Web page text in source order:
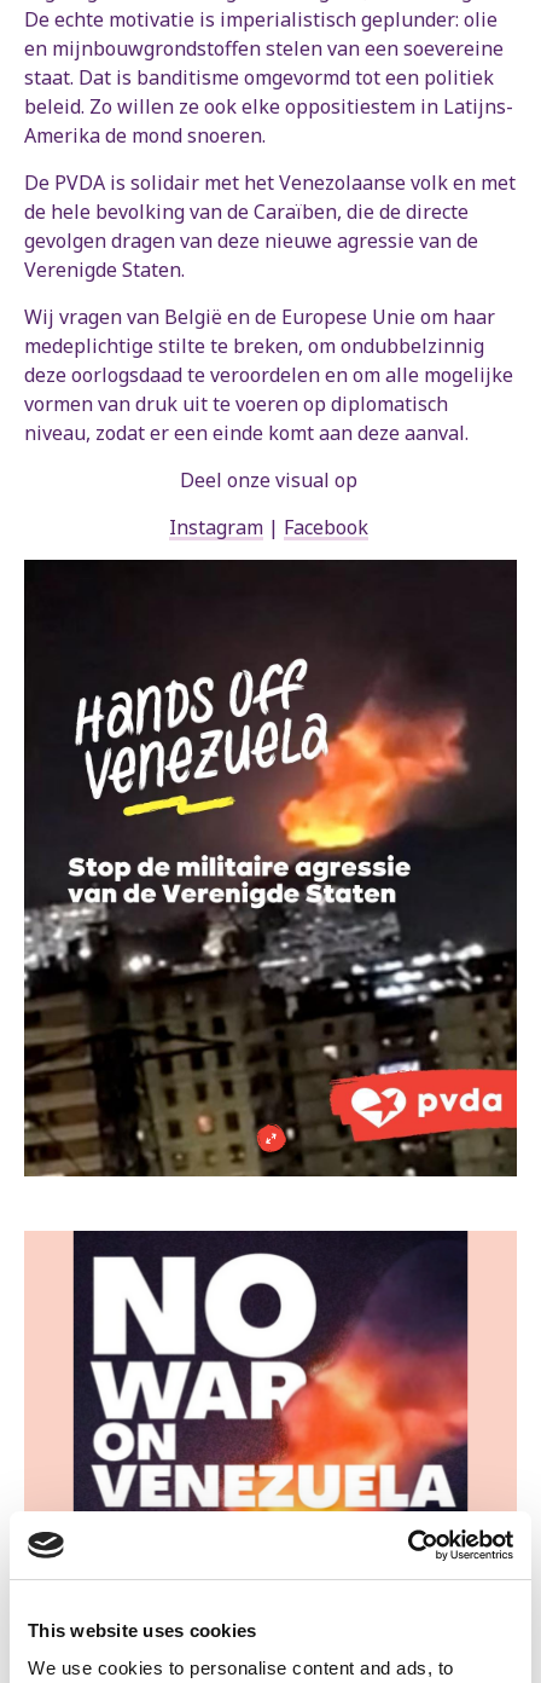
This website uses cookies
We use cookies to personalise content and ads, to
De echte motivatie is imperialistisch geplunder: olie
en mijnbouwgrondstoffen stelen van een soevereine
staat. Dat is banditisme omgevormd tot een politiek
beleid. Zo willen ze ook elke oppositiestem in Latijns-
Amerika de mond snoeren.
De PVDA is solidair met het Venezolaanse volk en met
de hele bevolking van de Caraïben, die de directe
gevolgen dragen van deze nieuwe agressie van de
Verenigde Staten.
Wij vragen van België en de Europese Unie om haar
medeplichtige stilte te breken, om ondubbelzinnig
deze oorlogsdaad te veroordelen en om alle mogelijke
vormen van druk uit te voeren op diplomatisch
niveau, zodat er een einde komt aan deze aanval.
Deel onze visual op
Instagram| Facebook